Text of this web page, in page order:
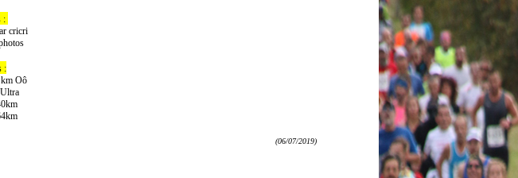
:
cricri
:
Oô
(06/07/2019)